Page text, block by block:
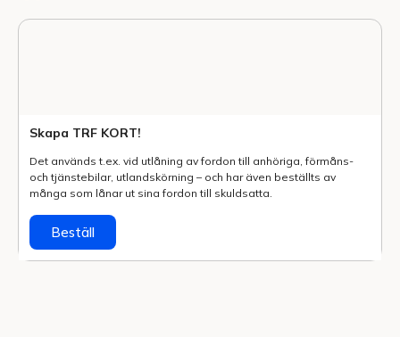
Skapa TRF KORT!
Det används t.ex. vid utlåning av fordon till anhöriga, förmåns-
och tjänstebilar, utlands­körning – och har även beställts av
många som lånar ut sina fordon till skuldsatta.
Beställ